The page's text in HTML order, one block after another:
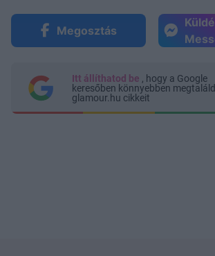
Megosztás
Itt állíthatod be , hogy a Google
keresőben könnyebben
glamour.hu cikkeit